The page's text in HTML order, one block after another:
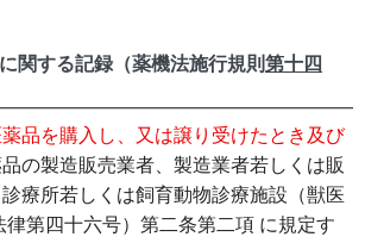
関する記録（薬機法施行規則第十四
品を購入し、又は譲り受けたとき及び
品の製造販売業者、製造業者若しくは販
療所若しくは飼育動物診療施設（獣医
律第四十六号）第二条第二項 に規定す